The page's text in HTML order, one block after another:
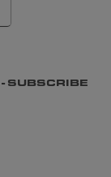
SUBSCRIBE